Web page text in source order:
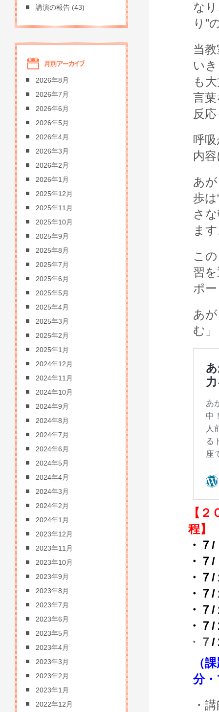
な
り”
当
い
も
言
反
呼
内
あ
歩
さ
ま
こ
習
ポ
あ
む
【
程】
・
・
・７
・７
・７
・７
・ ７/
（
分
・
講演の報告 (43)
2026年8月
2026年7月
2026年6月
2026年5月
2026年4月
2026年3月
2026年2月
2026年1月
2025年12月
2025年11月
2025年10月
2025年9月
2025年8月
2025年7月
2025年6月
2025年5月
2025年4月
2025年3月
2025年2月
2025年1月
2024年12月
2024年11月
2024年10月
2024年9月
2024年8月
2024年7月
2024年6月
2024年5月
2024年4月
2024年3月
2024年2月
2024年1月
2023年12月
2023年11月
2023年10月
2023年9月
2023年8月
2023年7月
2023年6月
2023年5月
2023年4月
2023年3月
2023年2月
2023年1月
2022年12月